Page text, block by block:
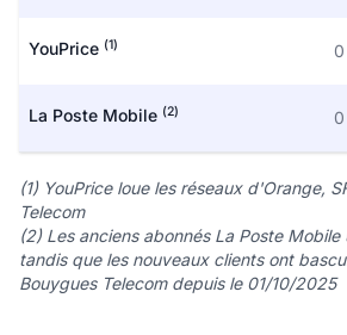
YouPrice (1) 0
La Poste Mobile (2) 0
(1) YouPrice loue les réseaux d'Orange,
Telecom
(2) Les anciens abonnés La Poste Mobile
tandis que les nouveaux clients ont
Bouygues Telecom depuis le 01/10/2025